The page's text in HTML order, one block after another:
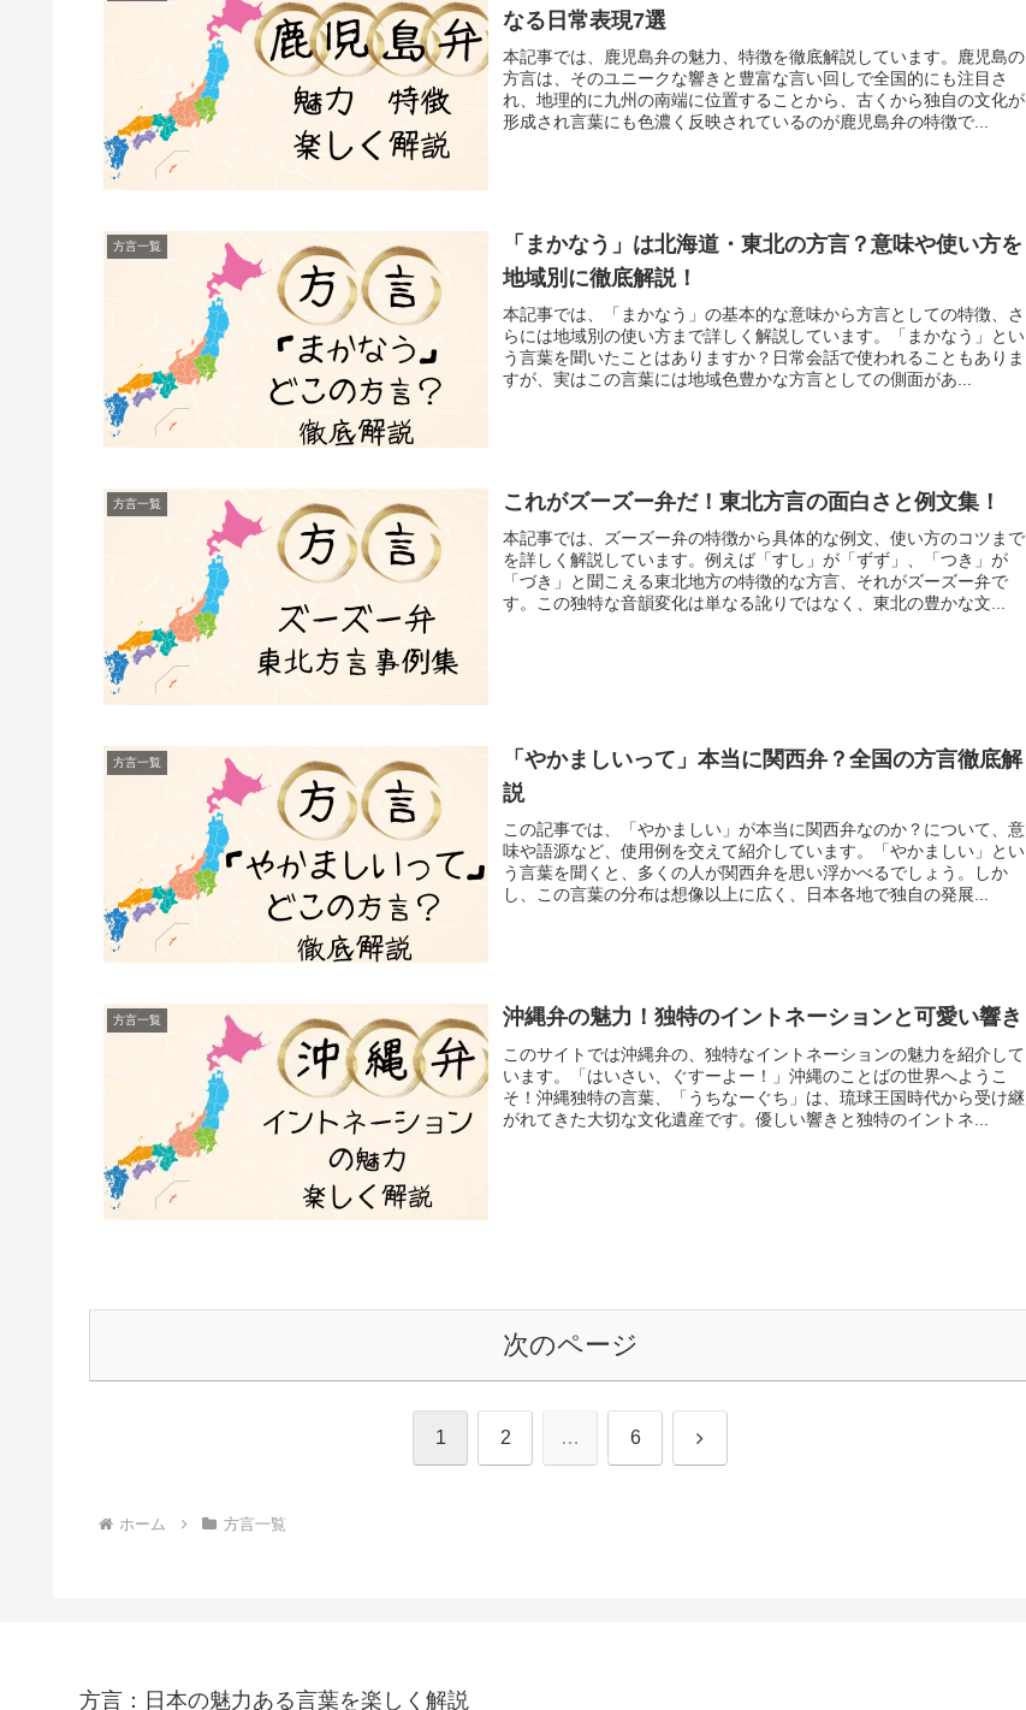
なる日常表現7選
本記事では、鹿児島弁の魅力、特徴を徹底解説しています。鹿児島の
方言は、そのユニークな響きと豊富な言い回しで全国的にも注目さ
れ、地理的に九州の南端に位置することから、古くから独自の文化が
形成され言葉にも色濃く反映されているのが鹿児島弁の特徴で...
方言一覧
「まかなう」は北海道・東北の方言？意味や使い方を
地域別に徹底解説！
本記事では、「まかなう」の基本的な意味から方言としての特徴、さ
らには地域別の使い方まで詳しく解説しています。「まかなう」とい
う言葉を聞いたことはありますか？日常会話で使われることもありま
すが、実はこの言葉には地域色豊かな方言としての側面があ...
方言一覧 これがズーズー弁だ！東北方言の面白さと例文集！
本記事では、ズーズー弁の特徴から具体的な例文、使い方のコツまで
を詳しく解説しています。例えば「すし」が「ずず」、「つき」が
「づき」と聞こえる東北地方の特徴的な方言、それがズーズー弁で
す。この独特な音韻変化は単なる訛りではなく、東北の豊かな文...
方言一覧
「やかましいって」本当に関西弁？全国の方言徹底解
説
この記事では、「やかましい」が本当に関西弁なのか？について、意
味や語源など、使用例を交えて紹介しています。「やかましい」とい
う言葉を聞くと、多くの人が関西弁を思い浮かべるでしょう。しか
し、この言葉の分布は想像以上に広く、日本各地で独自の発展...
方言一覧 沖縄弁の魅力！独特のイントネーションと可愛い響き
このサイトでは沖縄弁の、独特なイントネーションの魅力を紹介して
います。「はいさい、ぐすーよー！」沖縄のことばの世界へようこ
そ！沖縄独特の言葉、「うちなーぐち」は、琉球王国時代から受け継
がれてきた大切な文化遺産です。優しい響きと独特のイントネ...
次のページ
1 2 … 6 次
ホーム 方言一覧
方言：日本の魅力ある言葉を楽しく解説